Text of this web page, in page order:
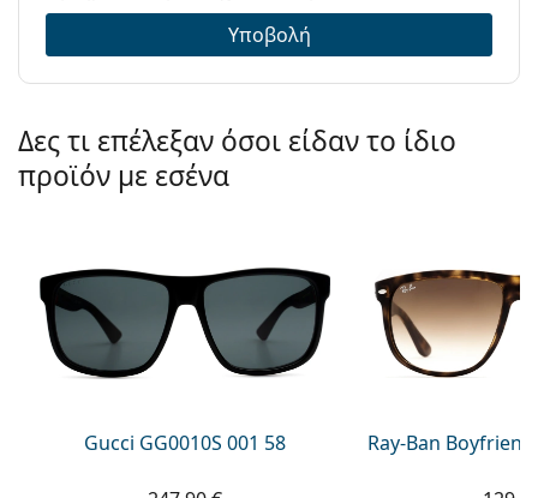
Υποβολή
Δες τι επέλεξαν όσοι είδαν το ίδιο
προϊόν με εσένα
Gucci GG0010S 001 58 Ray-Ban